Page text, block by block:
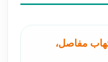
مفاصل،